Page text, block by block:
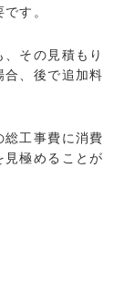
す。
その見積もり
、後で追加料
総工事費に消費
極めることが